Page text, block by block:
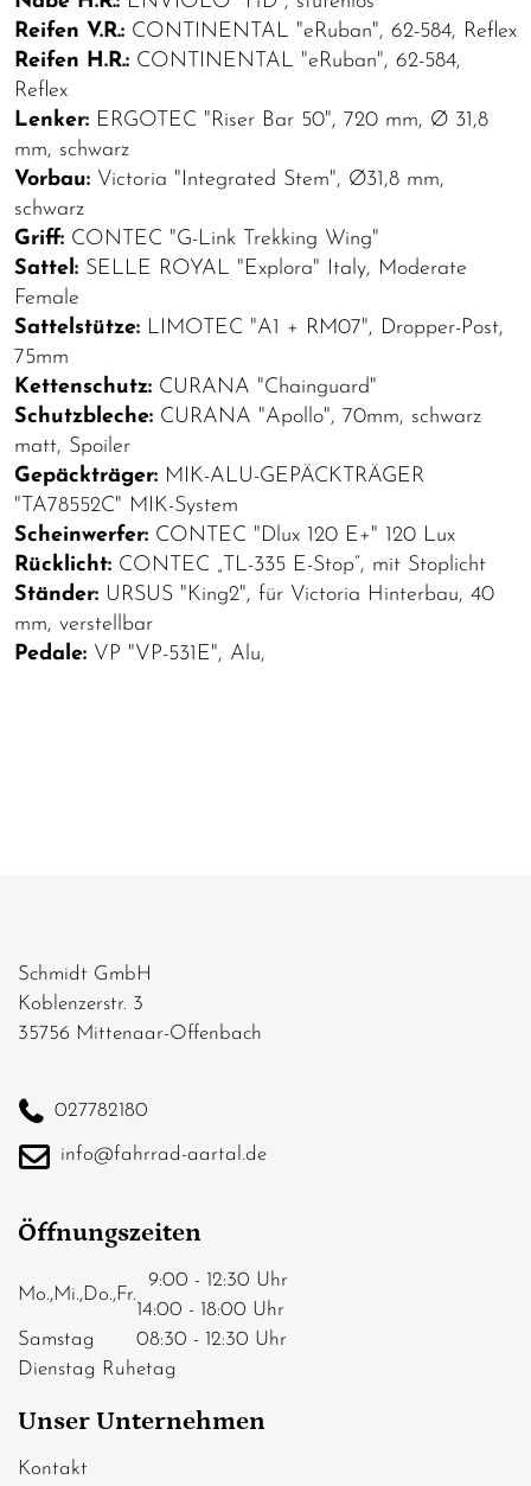
Reifen V.R.: CONTINENTAL "eRuban", 62-584, Reflex
Reifen H.R.: CONTINENTAL "eRuban", 62-584,
Reflex
Lenker: ERGOTEC "Riser Bar 50", 720 mm, Ø 31,8
mm, schwarz
Vorbau: Victoria "Integrated Stem", Ø31,8 mm,
schwarz
Griff: CONTEC "G-Link Trekking Wing"
Sattel: SELLE ROYAL "Explora" Italy, Moderate
Female
Sattelstütze: LIMOTEC "A1 + RM07", Dropper-Post,
75mm
Kettenschutz: CURANA "Chainguard"
Schutzbleche: CURANA "Apollo", 70mm, schwarz
matt, Spoiler
Gepäckträger: MIK-ALU-GEPÄCKTRÄGER
"TA78552C" MIK-System
Scheinwerfer: CONTEC "Dlux 120 E+" 120 Lux
Rücklicht: CONTEC „TL-335 E-Stop“, mit Stoplicht
Ständer: URSUS "King2", für Victoria Hinterbau, 40
mm, verstellbar
Pedale: VP "VP-531E", Alu,
Schmidt GmbH
Koblenzerstr. 3
35756 Mittenaar-Offenbach
027782180
info@fahrrad-aartal.de
Öffnungszeiten
Mo.,Mi.,Do.,Fr.
9:00 - 12:30 Uhr
14:00 - 18:00 Uhr
Samstag
08:30 - 12:30 Uhr
Dienstag Ruhetag
Unser Unternehmen
Kontakt